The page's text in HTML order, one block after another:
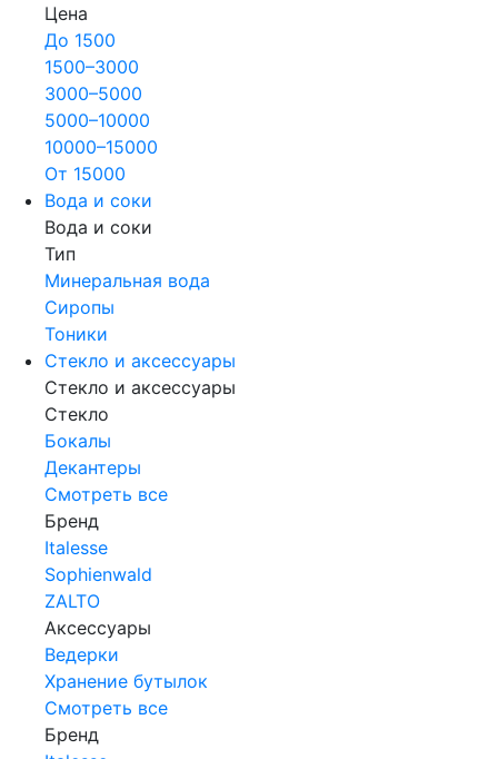
Цена
До 1500
1500–3000
3000–5000
5000–10000
10000–15000
От 15000
Вода и соки
Вода и соки
Тип
Минеральная вода
Сиропы
Тоники
Стекло и аксессуары
Стекло и аксессуары
Стекло
Бокалы
Декантеры
Смотреть все
Бренд
Italesse
Sophienwald
ZALTO
Аксессуары
Ведерки
Хранение бутылок
Смотреть все
Бренд